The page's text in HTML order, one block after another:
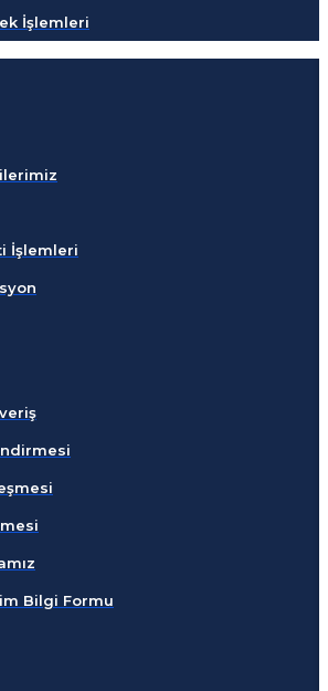
İşlemleri
İşlemleri
Bilgi Formu